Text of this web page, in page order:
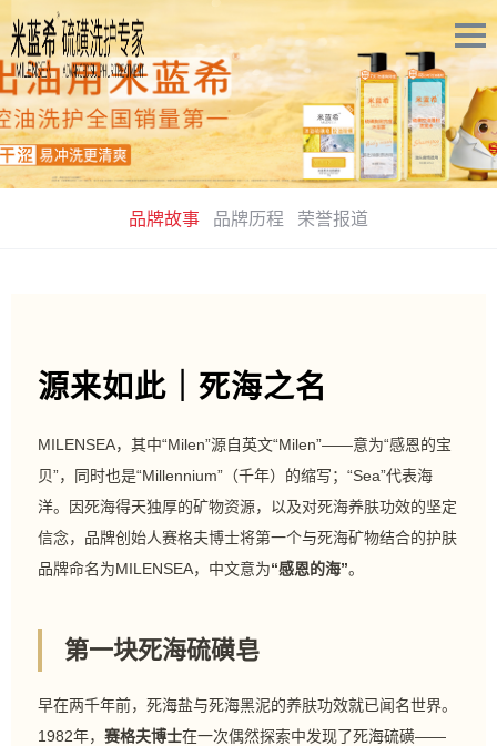
品牌故事 品牌历程 荣誉报道
源来如此｜死海之名
MILENSEA，其中“Milen”源自英文“Milen”——意为“感恩的宝
贝”，同时也是“Millennium”（千年）的缩写；“Sea”代表海
洋。因死海得天独厚的矿物资源，以及对死海养肤功效的坚定
信念，品牌创始人赛格夫博士将第一个与死海矿物结合的护肤
品牌命名为MILENSEA，中文意为“感恩的海”。
第一块死海硫磺皂
早在两千年前，死海盐与死海黑泥的养肤功效就已闻名世界。
1982年， 赛格夫博士在一次偶然探索中发现了死海硫磺——